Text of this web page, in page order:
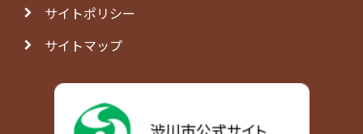
サイトポリシー
サイトマップ